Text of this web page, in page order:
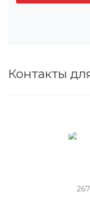
Контакты